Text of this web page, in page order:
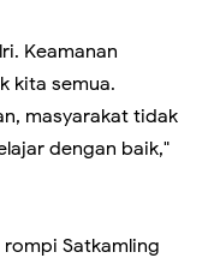
Keamanan
kita semua.
masyarakat tidak
dengan baik,"
Satkamling